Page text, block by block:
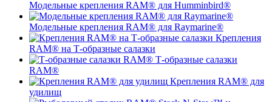
Модельные крепления RAM® для Humminbird®
Модельные крепления RAM® для Raymarine®
Крепления
RAM® на Т-образные салазки
Т-образные салазки
RAM®
Крепления RAM® для
удилищ